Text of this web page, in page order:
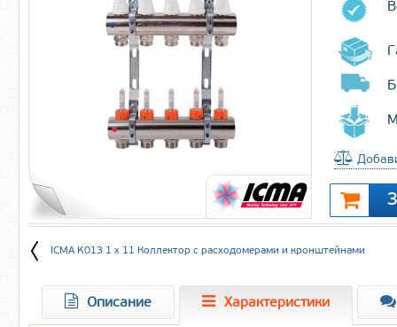
ICMA K013 1 x 11 Коллектор c расходомерами и кронштейнами
Описание Характеристики